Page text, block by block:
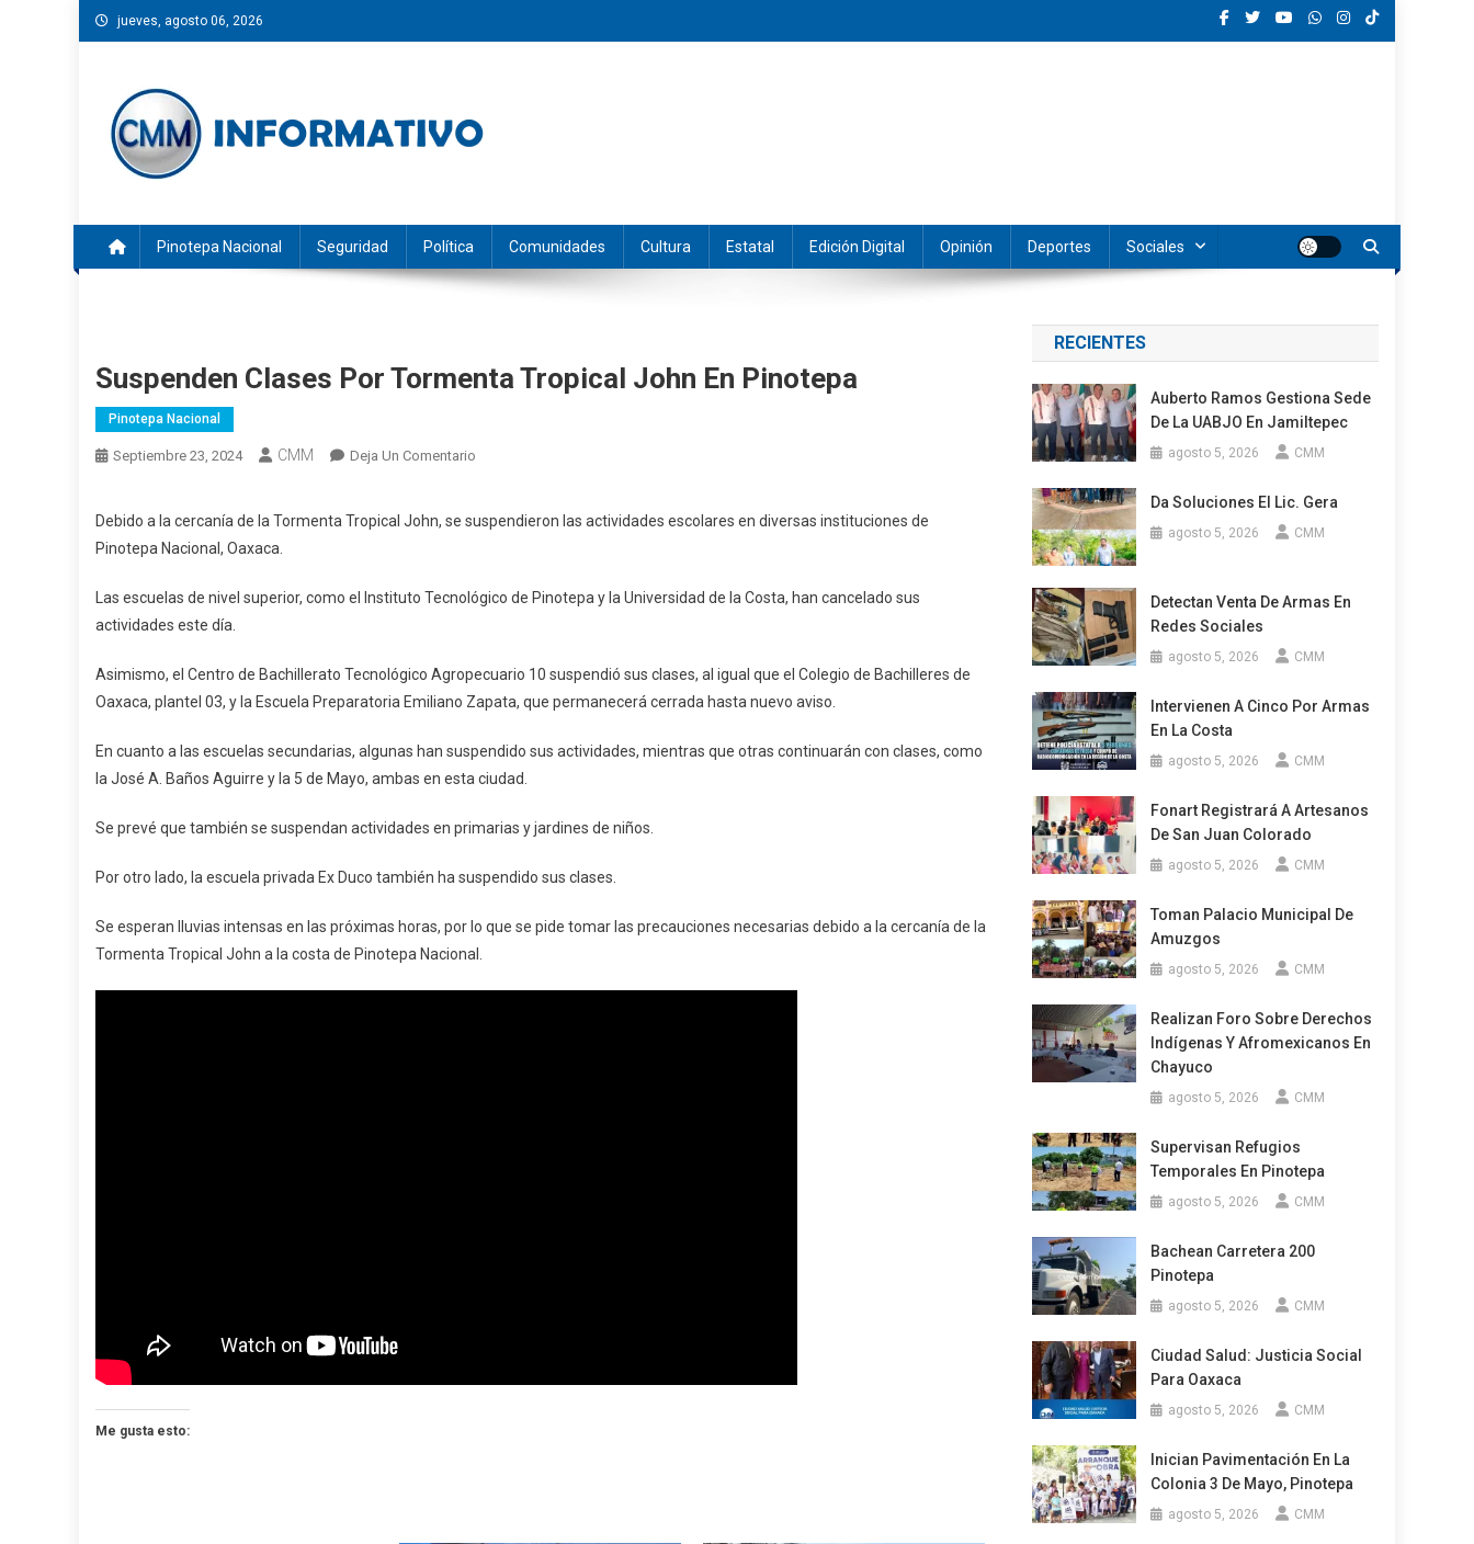
Saltar
al
jueves, agosto 06, 2026
Pinotepa Nacional Seguridad Política Comunidades Cultura Estatal Edición Digital Opinión Deportes Sociales
Suspenden Clases Por Tormenta Tropical John En Pinotepa
Pinotepa Nacional
Septiembre 23, 2024 CMM Deja Un Comentario
Por
John
Debido a la cercanía de la Tormenta Tropical John, se suspendieron las actividades escolares en diversas instituciones de
Pinotepa Nacional, Oaxaca.
Las escuelas de nivel superior, como el Instituto Tecnológico de Pinotepa y la Universidad de la Costa, han cancelado sus
actividades este día.
Asimismo, el Centro de Bachillerato Tecnológico Agropecuario 10 suspendió sus clases, al igual que el Colegio de Bachilleres de
Oaxaca, plantel 03, y la Escuela Preparatoria Emiliano Zapata, que permanecerá cerrada hasta nuevo aviso.
En cuanto a las escuelas secundarias, algunas han suspendido sus actividades, mientras que otras continuarán con clases, como
la José A. Baños Aguirre y la 5 de Mayo, ambas en esta ciudad.
Se prevé que también se suspendan actividades en primarias y jardines de niños.
Por otro lado, la escuela privada Ex Duco también ha suspendido sus clases.
Se esperan lluvias intensas en las próximas horas, por lo que se pide tomar las precauciones necesarias debido a la cercanía de la
Tormenta Tropical John a la costa de Pinotepa Nacional.
Me gusta esto:
RECIENTES
Auberto Ramos Gestiona Sede
De La UABJO En Jamiltepec
agosto 5, 2026 CMM
Da Soluciones El Lic. Gera
agosto 5, 2026 CMM
Detectan Venta De Armas En
Redes Sociales
agosto 5, 2026 CMM
Intervienen A Cinco Por Armas
En La Costa
agosto 5, 2026 CMM
Fonart Registrará A Artesanos
De San Juan Colorado
agosto 5, 2026 CMM
Toman Palacio Municipal De
Amuzgos
agosto 5, 2026 CMM
Realizan Foro Sobre Derechos
Indígenas Y Afromexicanos En
Chayuco
agosto 5, 2026 CMM
Supervisan Refugios
Temporales En Pinotepa
agosto 5, 2026 CMM
Bachean Carretera 200
Pinotepa
agosto 5, 2026 CMM
Ciudad Salud: Justicia Social
Para Oaxaca
agosto 5, 2026 CMM
Inician Pavimentación En La
Colonia 3 De Mayo, Pinotepa
agosto 5, 2026 CMM